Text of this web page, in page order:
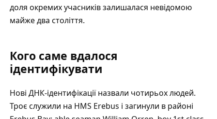
доля окремих учасників залишалася невідомою
майже два століття.
Кого саме вдалося
ідентифікувати
Нові ДНК-ідентифікації назвали чотирьох людей.
Троє служили на HMS Erebus і загинули в районі